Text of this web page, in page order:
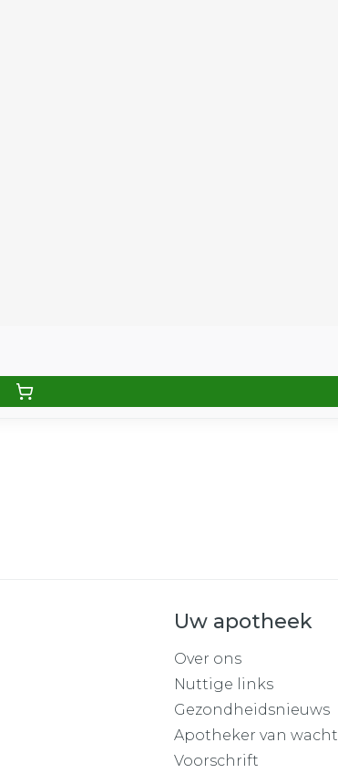
Uw apotheek
Over ons
Nuttige links
Gezondheidsnieuws
Apotheker van wacht
Voorschrift